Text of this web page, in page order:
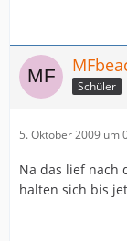
Schüler
5. Oktober 2009 um
Na das lief nach
halten sich bis